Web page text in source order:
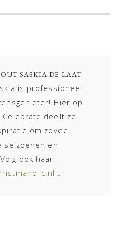
SASKIA DE LAAT
is professioneel
Hier op
Celebrate deelt ze
om zoveel
seizoenen en
ook haar